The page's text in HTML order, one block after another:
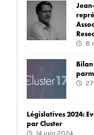
8
Bilan
Législatives 2024:
par Cluster
14 juin 2024